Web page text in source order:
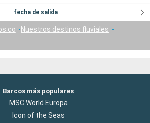
fecha de salida
Nuestros destinos fluviales
Barcos más populares
MSC World Europa
Icon of the Seas